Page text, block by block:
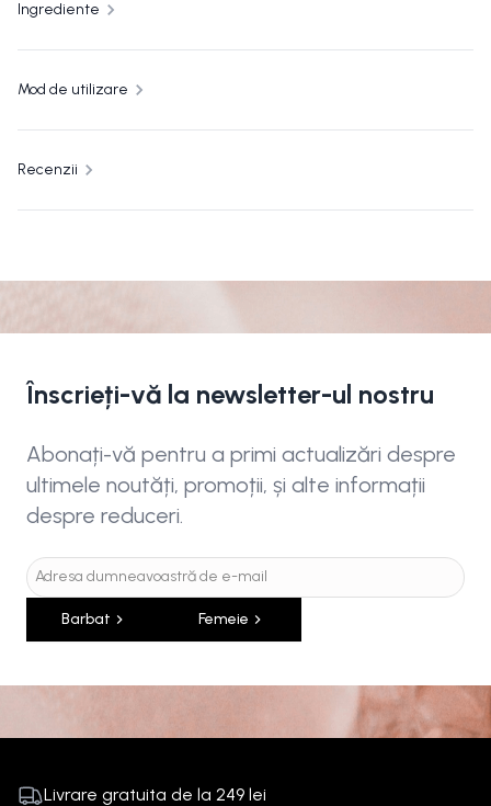
Ingrediente
Mod de utilizare
Recenzii
Înscrieți-vă la newsletter-ul nostru
Abonați-vă pentru a primi actualizări despre
ultimele noutăți, promoții, și alte informații
despre reduceri.
Barbat Femeie
Livrare gratuita de la 249 lei